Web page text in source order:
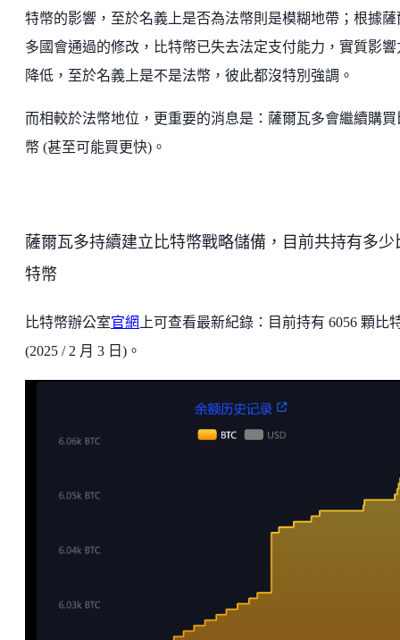
特幣的影響，至於名義上是否為法幣則是模糊地帶；根據薩
多國會通過的修改，比特幣已失去法定支付能力，實質影響
降低，至於名義上是不是法幣，彼此都沒特別強調。
而相較於法幣地位，更重要的消息是：薩爾瓦多會繼續購買
幣 (甚至可能買更快)。
薩爾瓦多持續建立比特幣戰略儲備，目前共持有多少
特幣
比特幣辦公室官網 上可查看最新紀錄：目前持有 6056 顆比
(2025 / 2 月 3 日)。